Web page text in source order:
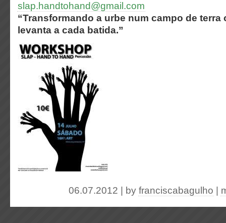
slap.handtohand@gmail.com
“Transformando a urbe num campo de terra
levanta a cada batida.”
06.07.2012 | by franciscabagulho